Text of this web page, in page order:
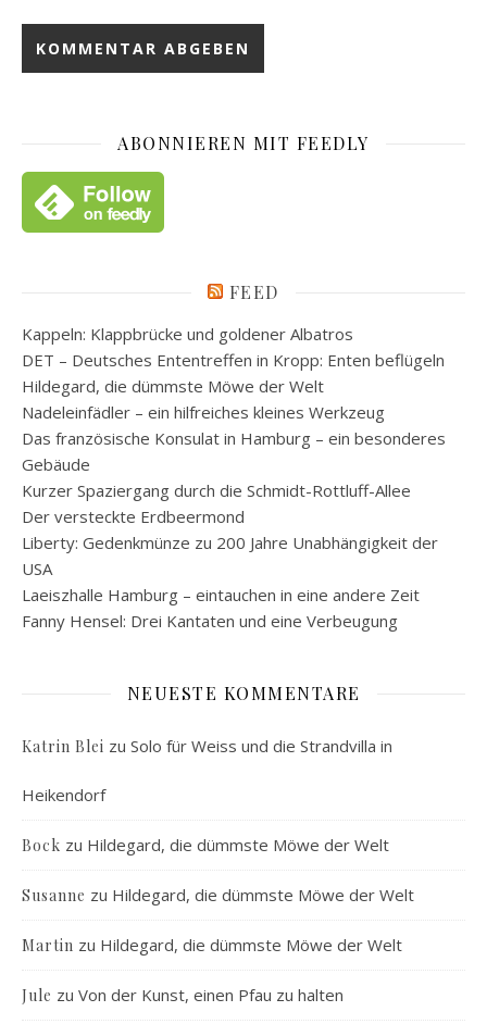
ABONNIEREN MIT FEEDLY
FEED
Kappeln: Klappbrücke und goldener Albatros
DET – Deutsches Ententreffen in Kropp: Enten beflügeln
Hildegard, die dümmste Möwe der Welt
Nadeleinfädler – ein hilfreiches kleines Werkzeug
Das französische Konsulat in Hamburg – ein besonderes
Gebäude
Kurzer Spaziergang durch die Schmidt-Rottluff-Allee
Der versteckte Erdbeermond
Liberty: Gedenkmünze zu 200 Jahre Unabhängigkeit der
USA
Laeiszhalle Hamburg – eintauchen in eine andere Zeit
Fanny Hensel: Drei Kantaten und eine Verbeugung
NEUESTE KOMMENTARE
Katrin Blei zu Solo für Weiss und die Strandvilla in
Heikendorf
Bock zu Hildegard, die dümmste Möwe der Welt
Susanne zu Hildegard, die dümmste Möwe der Welt
Martin zu Hildegard, die dümmste Möwe der Welt
Jule zu Von der Kunst, einen Pfau zu halten